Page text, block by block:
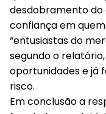
desdobramento do
confiança em
“entusiastas do
segundo o
oportunidades e já
risco.
Em conclusão a